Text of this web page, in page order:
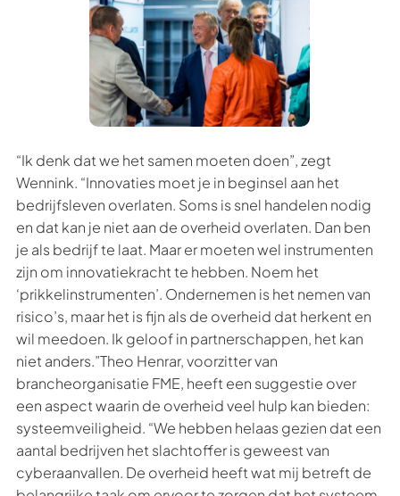
“Ik denk dat we het samen moeten doen”, zegt
Wennink. “Innovaties moet je in beginsel aan het
bedrijfsleven overlaten. Soms is snel handelen nodig
en dat kan je niet aan de overheid overlaten. Dan ben
je als bedrijf te laat. Maar er moeten wel instrumenten
zijn om innovatiekracht te hebben. Noem het
‘prikkelinstrumenten’. Ondernemen is het nemen van
risico’s, maar het is fijn als de overheid dat herkent en
wil meedoen. Ik geloof in partnerschappen, het kan
niet anders.”Theo Henrar, voorzitter van
brancheorganisatie FME, heeft een suggestie over
een aspect waarin de overheid veel hulp kan bieden:
systeemveiligheid. “We hebben helaas gezien dat een
aantal bedrijven het slachtoffer is geweest van
cyberaanvallen. De overheid heeft wat mij betreft de